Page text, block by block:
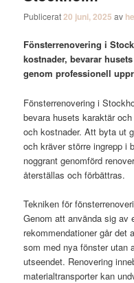
Publicerat20 juni, 2025 av
Fönsterrenovering i
kostnader, bevarar
genom professionell
Fönsterrenovering i
bevara husets karaktär
och kostnader. Att byta ut
och kräver större ingrepp i
noggrant genomförd
återställas och förbättras.
Tekniken för
Genom att använda sig av
rekommendationer går det
som med nya fönster utan
utseendet. Renovering
materialtransporter kan